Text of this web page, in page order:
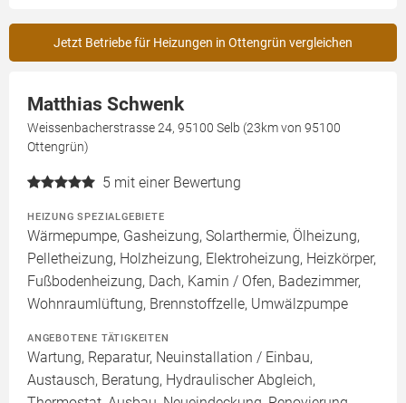
Jetzt Betriebe für Heizungen in Ottengrün vergleichen
Matthias Schwenk
Weissenbacherstrasse 24, 95100 Selb (23km von 95100
Ottengrün)
5 mit einer Bewertung
HEIZUNG SPEZIALGEBIETE
Wärmepumpe, Gasheizung, Solarthermie, Ölheizung,
Pelletheizung, Holzheizung, Elektroheizung, Heizkörper,
Fußbodenheizung, Dach, Kamin / Ofen, Badezimmer,
Wohnraumlüftung, Brennstoffzelle, Umwälzpumpe
ANGEBOTENE TÄTIGKEITEN
Wartung, Reparatur, Neuinstallation / Einbau,
Austausch, Beratung, Hydraulischer Abgleich,